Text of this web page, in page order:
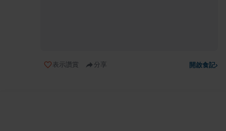
表示讚賞 分享 開啟食記›